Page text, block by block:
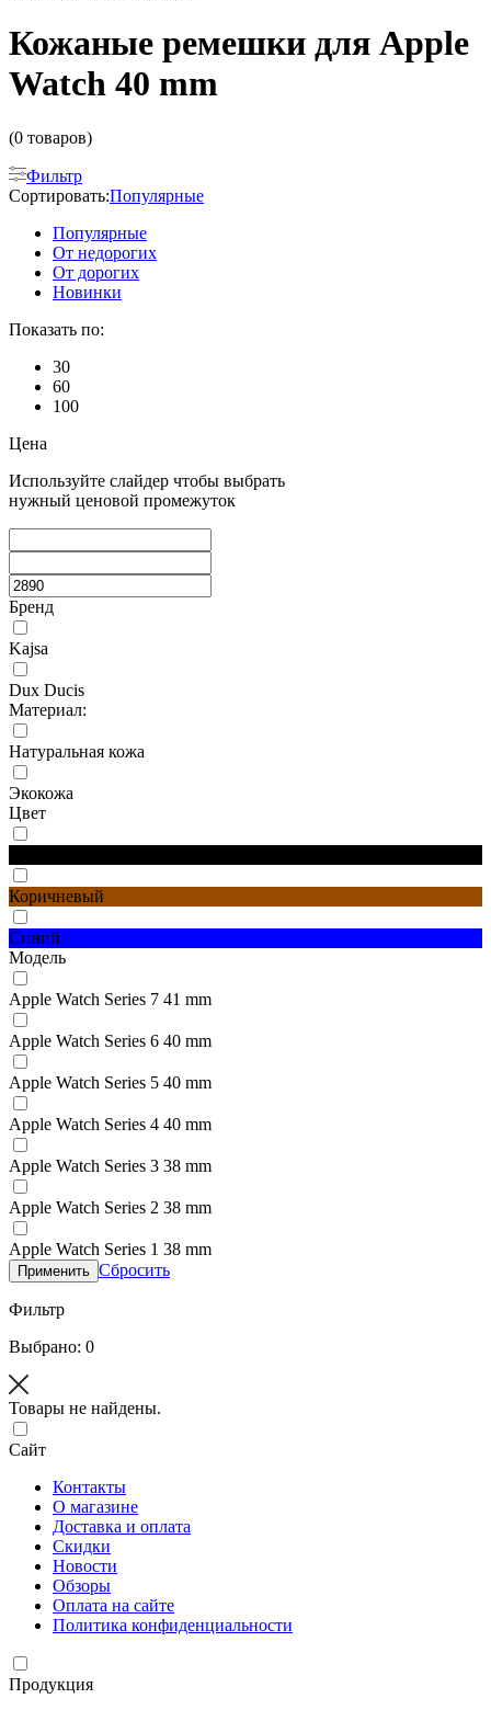
Кожаные ремешки для Apple
Watch 40 mm
(0 товаров)
Фильтр
Сортировать:Популярные
Популярные
От недорогих
От дорогих
Новинки
Показать по:
30
60
100
Цена
Используйте слайдер чтобы выбрать
нужный ценовой промежуток
Бренд
Kajsa
Dux Ducis
Материал:
Натуральная кожа
Экокожа
Цвет
Коричневый
Синий
Модель
Apple Watch Series 7 41 mm
Apple Watch Series 6 40 mm
Apple Watch Series 5 40 mm
Apple Watch Series 4 40 mm
Apple Watch Series 3 38 mm
Apple Watch Series 2 38 mm
Apple Watch Series 1 38 mm
Применить Сбросить
Фильтр
Выбрано: 0
Товары не найдены.
Сайт
Контакты
О магазине
Доставка и оплата
Скидки
Новости
Обзоры
Оплата на сайте
Политика конфиденциальности
Продукция